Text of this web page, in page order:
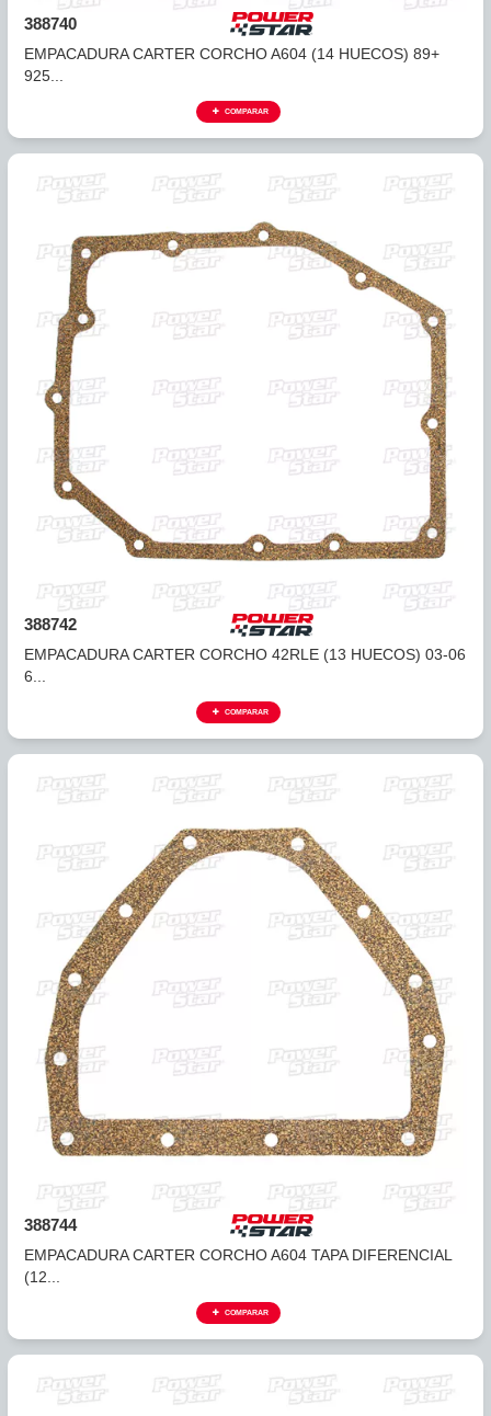
385752
EMPACADURA CARTER A404, A413 (14 HUECOS) 78+
FARPA...
COMPARAR
388740
EMPACADURA CARTER CORCHO A604 (14 HUECOS) 89+
925...
COMPARAR